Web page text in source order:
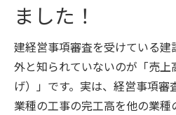
ました！
建経営事項審査を受けている
外と知られていないのが「売
げ）」です。実は、経営事項審
業種の工事の完工高を他の業種